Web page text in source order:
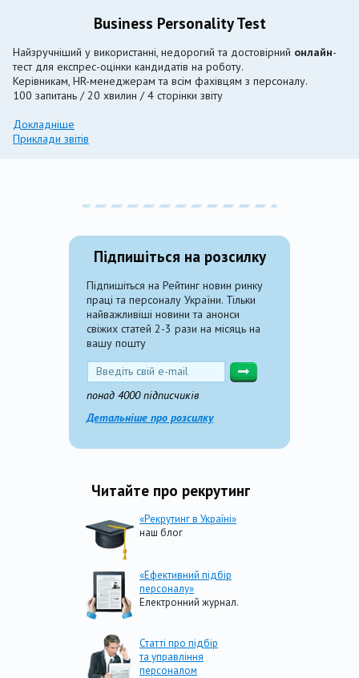
Business Personality Test
Найзручніший у використанні, недорогий та достовірний онлайн-
тест для експрес-оцінки кандидатів на роботу.
Керівникам, HR-менеджерам та всім фахівцям з персоналу.
100 запитань / 20 хвилин / 4 сторінки звіту
Докладніше
Приклади звітів
Підпишіться на розсилку
Підпишіться на Рейтинг новин ринку
праці та персоналу України. Тільки
найважливіші новини та анонси
свіжих статей 2-3 рази на місяць на
вашу пошту
понад 4000 підписчиків
Детальніше про розсилку
Читайте про рекрутинг
«Рекрутинг в Україні»
наш блог
«Ефективний підбір
персоналу»
Електронний журнал.
Статті про підбір
та управління
персоналом